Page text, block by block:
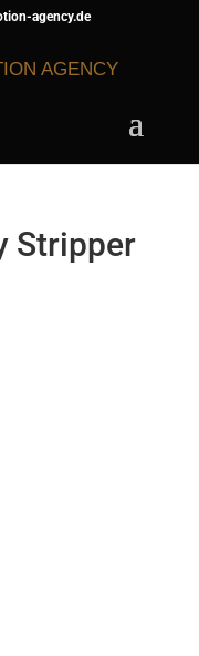
agency.de
Stripper